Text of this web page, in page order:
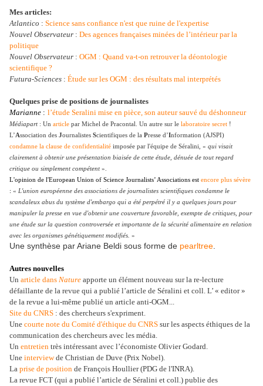
Mes articles:
Atlantico : Science sans confiance n'est que ruine de l'expertise
Nouvel Observateur : Des agences françaises minées de l’intérieur par la
politique
Nouvel Observateur : OGM : Quand va-t-on retrouver la déontologie
scientifique ?
Futura-Sciences : Étude sur les OGM : des résultats mal interprétés
Quelques prise de positions de journalistes
Marianne : l’étude Seralini mise en pièce, son auteur sauvé du déshonneur
Médiapart : Un article par Michel de Pracontal. Un autre sur le laboratoire secret !
L’Association des Journalistes Scientifiques de la Presse d’Information (AJSPI)
condamne la clause de confidentialité imposée par l'équipe de Séralini, « qui visait
clairement à obtenir une présentation biaisée de cette étude, dénuée de tout regard
critique ou simplement compétent ».
L'opinion de l'European Union of Science Journalists’ Associations est encore plus sévère
: « L'union européenne des associations de journalistes scientifiques condamne le
scandaleux abus du système d'embargo qui a été perpétré il y a quelques jours pour
manipuler la presse en vue d'obtenir une couverture favorable, exempte de critiques, pour
une étude sur la question controversée et importante de la sécurité alimentaire en relation
avec les organismes génétiquement modifiés. »
Une synthèse par Ariane Beldi sous forme de pearltree
Autres nouvelles
Un article dans Nature apporte un élément nouveau sur la re-lecture
défaillante de la revue qui a publié l’article de Séralini et coll. L’ « editor »
de la revue a lui-même publié un article anti-OGM...
Site du CNRS : des chercheurs s'expriment.
Une courte note du Comité d'éthique du CNRS sur les aspects éthiques de la
communication des chercheurs avec les média.
Un entretien très intéressant avec l’économiste Olivier Godard.
Une interviewde Christian de Duve (Prix Nobel).
La prise de position de François Houllier (PDG de l'INRA).
La revue FCT (qui a publié l’article de Séralini et coll.) publie des